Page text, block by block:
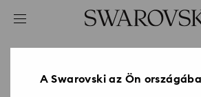
Hozzáférési-kulcs lista
2 - LáblécA Swarovski az Ön